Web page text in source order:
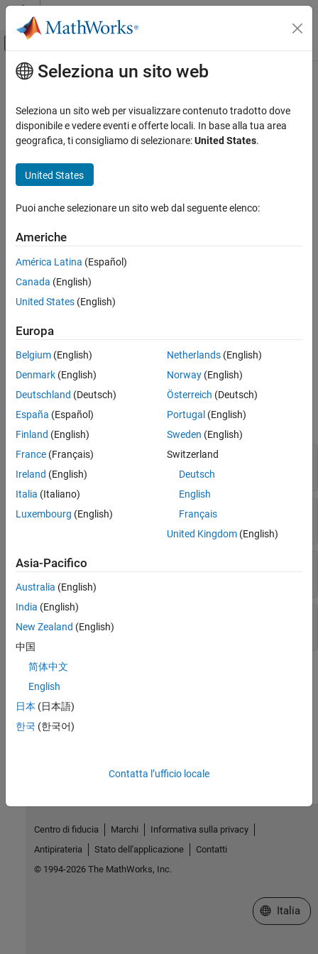
Vai al contenuto
Attiva/disattiva menu di navigazione
Pagina iniziale della documentazione
SoC Blockset
SoC Blockset Supported Hardware
AMD FPGA and SoC Devices
Custom Board Support
soc.sdk.DIPSwitch Class
ON THIS PAGE
Description
Creation
Properties
Version History
Contenuto principale
soc.sdk.DIPSwitch Class
Namespace:soc.sdk
expand all in page
Description
Package for AMD FPGA and SoC Devices
object represents a DIP switch on the hardware board.
Creation
Description
dipSwitchObj = soc.sdk.DIPSwitch( Name ) creates a new
property set to
Properties
expand all
Name—Name of the DIP switch
character vector
Pins—Pin numbers
(default) | cell array of nonnegative scalars
ActiveHigh
(default) |
''(default) |
Version History
Introduced in R2019b
Seleziona un sito web
Seleziona un sito web per visualizzare contenuto tradotto dove
disponibile e vedere eventi e offerte locali. In base alla tua area
geografica, ti consigliamo di selezionare:United States.
United States
Puoi anche selezionare un sito web dal seguente elenco:
Americhe
América Latina (Español)
Canada (English)
United States (English)
Europa
Belgium (English)
Denmark (English)
Deutschland (Deutsch)
España (Español)
Finland (English)
France (Français)
Ireland (English)
Italia (Italiano)
Luxembourg (English)
Netherlands(English)
Norway(English)
Österreich (Deutsch)
Portugal (English)
Sweden (English)
Switzerland
Deutsch
English
Français
United Kingdom(English)
Asia-Pacifico
Australia (English)
India (English)
New Zealand (English)
中国
简体中文
English
日本 (日本語)
한국 (한국어)
Contatta l’ufficio locale
Centro di fiducia Marchi
Informativa sulla privacy
Antipirateria
Stato dell'applicazione
Contatti
© 1994-2026 The MathWorks, Inc.
Seleziona
Italia